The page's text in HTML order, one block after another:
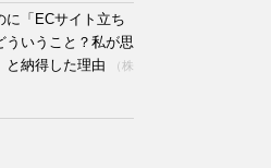
に「ECサイト立ち
ういうこと？私が思
と納得した理由
（株